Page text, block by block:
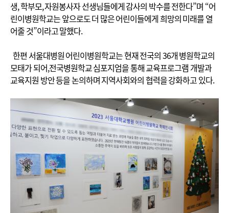
생, 학부모, 자원봉사자 선생님들에게 감사의 박수를 전한다”며 “어
린이병원학교는 앞으로도 더 많은 어린이들에게 희망의 미래를 열
어줄 것”이라고 말했다.
한편 서울대병원 어린이병원학교는 현재 전국의 36개 병원학교의
모태가 되어,전국병원학교 심포지엄을 통해 교육프로그램 개발과
교육지원 방안 등을 논의하며 지역사회와의 협력을 강화하고 있다.